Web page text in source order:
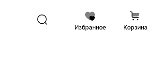
Избранное Корзина